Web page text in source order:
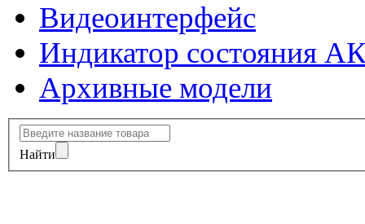
Видеоинтерфейс
Индикатор состояния
Архивные модели
Найти